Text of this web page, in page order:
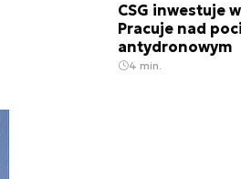
CSG inwestuje
Pracuje nad
antydronowym
4 min.